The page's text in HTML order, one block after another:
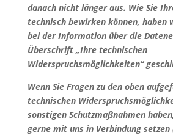
danach nicht länger aus. Wie Sie
technisch bewirken können, haben
bei der Information über die
Überschrift „Ihre technischen
Widerspruchsmöglichkeiten“
Wenn Sie Fragen zu den oben
technischen
sonstigen Schutzmaßnahmen
gerne mit uns in Verbindung